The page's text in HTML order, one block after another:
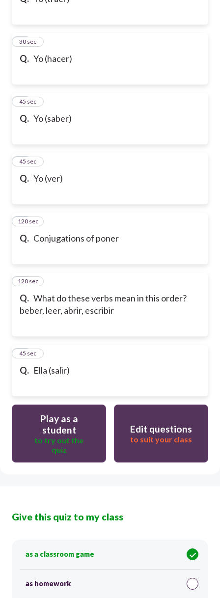
Q. Yo (hacer)
10
30 sec
Q. Yo (saber)
11
45 sec
Q. Yo (ver)
12
45 sec
Q. Conjugations of poner
13
120 sec
Q. What do these verbs mean in this order?
beber, leer, abrir, escribir
14
120 sec
Q. Ella (salir)
15
45 sec
Play as a
student
to try out the
quiz
Edit questions
to suit your class
Give this quiz to my class
as a classroom game
as homework